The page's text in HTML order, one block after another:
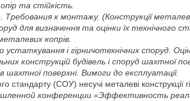
та стійкість.
к монтажу. (Конструкції
для визначення та оцінки їх технічного
копрів.
устаткування і гірничотехнічних споруд.
конструкцій будівель і споруд шахтної
шахтної поверхні. Вимоги до експлуатації.
(СОУ) несучі металеві конструкції
конференции «Эффективность